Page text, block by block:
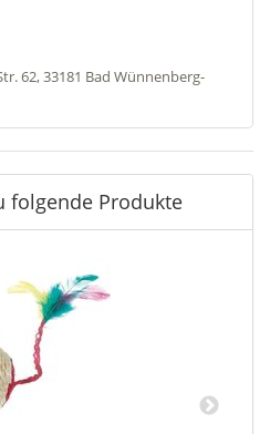
62, 33181 Bad Wünnenberg-
folgende Produkte